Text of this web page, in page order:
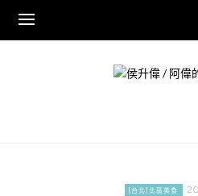
content
[台北]北區美食